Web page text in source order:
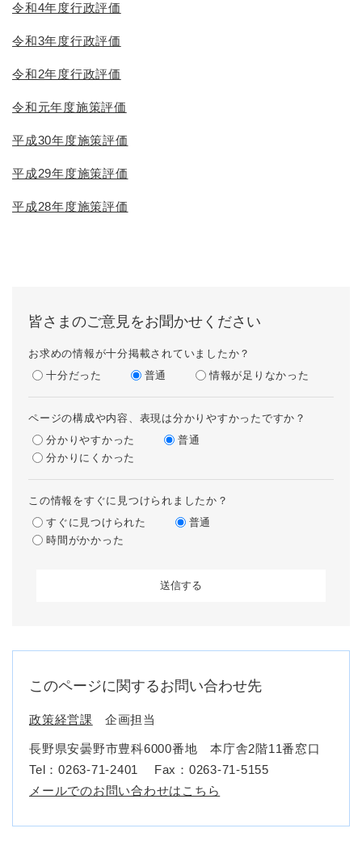
令和4年度行政評価
令和3年度行政評価
令和2年度行政評価
令和元年度施策評価
平成30年度施策評価
平成29年度施策評価
平成28年度施策評価
皆さまのご意見をお聞かせください
お求めの情報が十分掲載されていましたか？
十分だった
普通 情報が足りなかった
ページの構成や内容、表現は分かりやすかったですか？
分かりやすかった
普通
分かりにくかった
この情報をすぐに見つけられましたか？
すぐに見つけられた
普通
時間がかかった
このページに関するお問い合わせ先
政策経営課 企画担当
長野県安曇野市豊科6000番地 本庁舎2階11番窓口
Tel：0263-71-2401
Fax：0263-71-5155
メールでのお問い合わせはこちら